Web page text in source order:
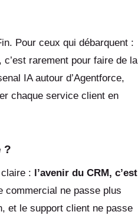
Pour ceux qui débarquent :
rarement pour faire de la
IA autour d’Agentforce,
chaque service client en
?
: l’avenir du CRM, c’est
commercial ne passe plus
et le support client ne passe